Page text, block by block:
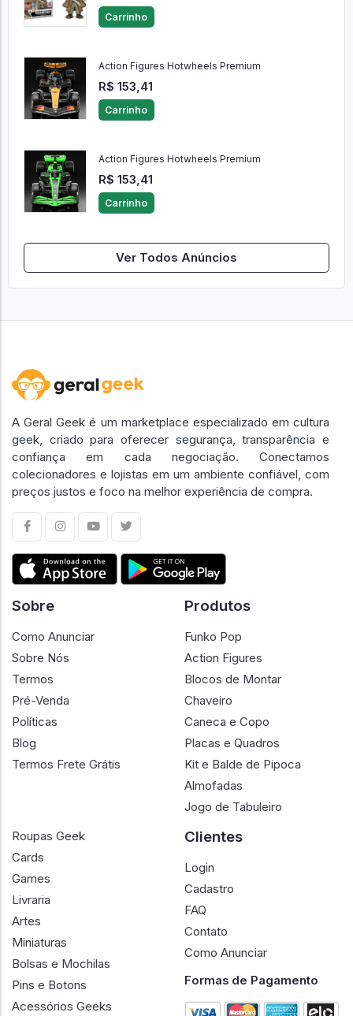
Carrinho
Action Figures Hotwheels Premium
R$ 153,41
Carrinho
Action Figures Hotwheels Premium
R$ 153,41
Carrinho
Ver Todos Anúncios
A Geral Geek é um marketplace especializado em cultura
geek, criado para oferecer segurança, transparência e
confiança em cada negociação. Conectamos
colecionadores e lojistas em um ambiente confiável, com
preços justos e foco na melhor experiência de compra.
Sobre
Como Anunciar
Sobre Nós
Termos
Pré-Venda
Políticas
Blog
Termos Frete Grátis
Produtos
Funko Pop
Action Figures
Blocos de Montar
Chaveiro
Caneca e Copo
Placas e Quadros
Kit e Balde de Pipoca
Almofadas
Jogo de Tabuleiro
Roupas Geek
Cards
Games
Livraria
Artes
Miniaturas
Bolsas e Mochilas
Pins e Botons
Acessórios Geeks
Clientes
Login
Cadastro
FAQ
Contato
Como Anunciar
Formas de Pagamento